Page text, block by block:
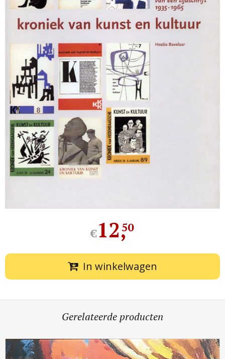
€12,
50
In winkelwagen
Gerelateerde producten